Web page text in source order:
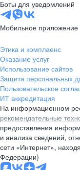
Боты для уведомлений
Мобильное приложение
Этика и комплаенс
Оказание услуг
Использование сайтов
Защита персональных
Пользовательское
ИТ аккредитация
На информационном
рекомендательные
предоставления
и анализа сведений,
сети «Интернет»,
Федерации)